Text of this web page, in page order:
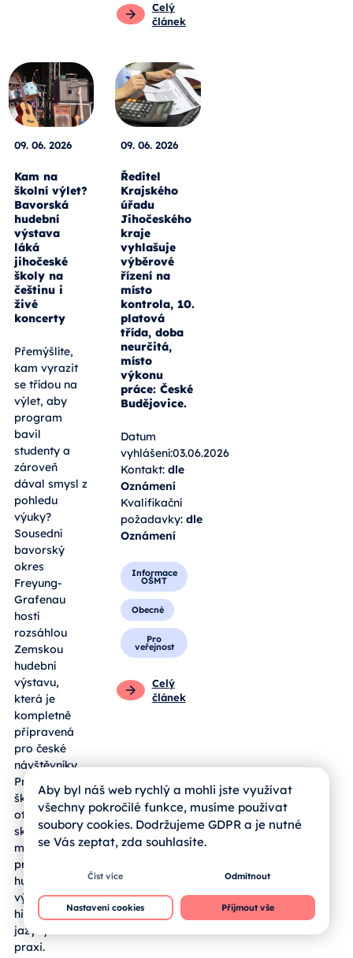
Celý
článek
09. 06. 2026
Kam na
školní výlet?
Bavorská
hudební
výstava
láká
jihočeské
školy na
češtinu i
živé
koncerty
Přemýšlíte,
kam vyrazit
se třídou na
výlet, aby
program
bavil
studenty a
zároveň
dával smysl z
pohledu
výuky?
Sousední
bavorský
okres
Freyung-
Grafenau
hostí
rozsáhlou
Zemskou
hudební
výstavu,
která je
kompletně
připravená
pro české
návštěvníky.
Pro jihočeské
školy se zde
otevírá
skvělá
možnost, jak
propojit
hudební
výchovu,
historii a cizí
jazyky v
praxi.
09. 06. 2026
Ředitel
Krajského
úřadu
Jihočeského
kraje
vyhlašuje
výběrové
řízení na
místo
kontrola, 10.
platová
třída, doba
neurčitá,
místo
výkonu
práce: České
Budějovice.
Datum
vyhlášení:03.06.2026
Kontakt:dle
Oznámení
Kvalifikační
požadavky:dle
Oznámení
Informace
OŠMT
Obecné
Pro
veřejnost
Celý
článek
Aby byl náš web rychlý a mohli jste využívat
všechny pokročilé funkce, musíme používat
soubory cookies. Dodržujeme GDPR a je nutné
se Vás zeptat, zda souhlasíte.
Číst více Odmítnout
Nastavení cookies Přijmout vše